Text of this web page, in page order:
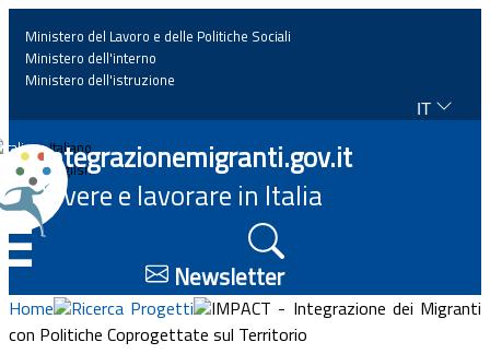
Home
News
Approfondimenti
Eventi
Ministero del Lavoro e delle Politiche Sociali
Ministero dell'interno
Ministero dell'istruzione
IT
Italiano
English
Integrazionemigranti.gov.it
Vivere e lavorare in Italia
Newsletter
Home Ricerca Progetti
IMPACT - Integrazione dei Migranti
con Politiche Coprogettate sul Territorio